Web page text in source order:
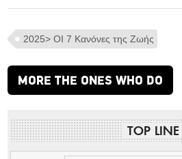
2025> ΟΙ 7 Κανόνες της Ζωής
MORE THE ONES WHO DO
TOP LINE